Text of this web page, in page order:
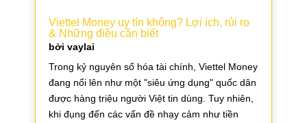
Viettel Money uy tín không? Lợi ích, rủi ro
& Những điều cần biết
bởi vaylai
Trong kỷ nguyên số hóa tài chính, Viettel Money
đang nổi lên như một "siêu ứng dụng" quốc dân
được hàng triệu người Việt tin dùng. Tuy nhiên,
khi đụng đến các vấn đề nhạy cảm như tiền